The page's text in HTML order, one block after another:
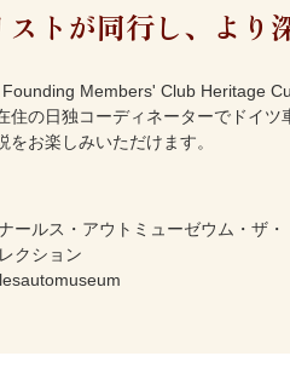
トが同行し、より
Members' Club Heritage
の日独コーディネーターでドイ
お楽しみいただけます。
ールス・アウトミューゼウム・ザ・
クション